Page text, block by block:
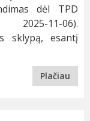
dėl TPD
2025-11-06).
sklypą, esantį
Plačiau